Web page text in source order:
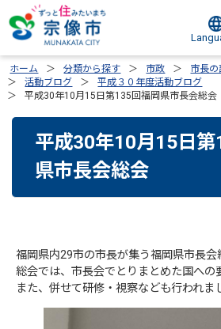
ホーム 分類から探す 市政 市長の
活動ブログ
平成３０年度活動ブログ
平成30年10月15日第135回福岡県市長会総会
平成30年10月15日第
県市長会総会
福岡県内29市の市長が集う福岡県市長会
総会では、市長会でとりまとめた国への
また、併せて研修・視察なども行われま